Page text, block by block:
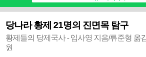
당나라 황제 21명의 진면목 탐구
황제들의 당제국사 - 임사영 지음/류준형 옮
원